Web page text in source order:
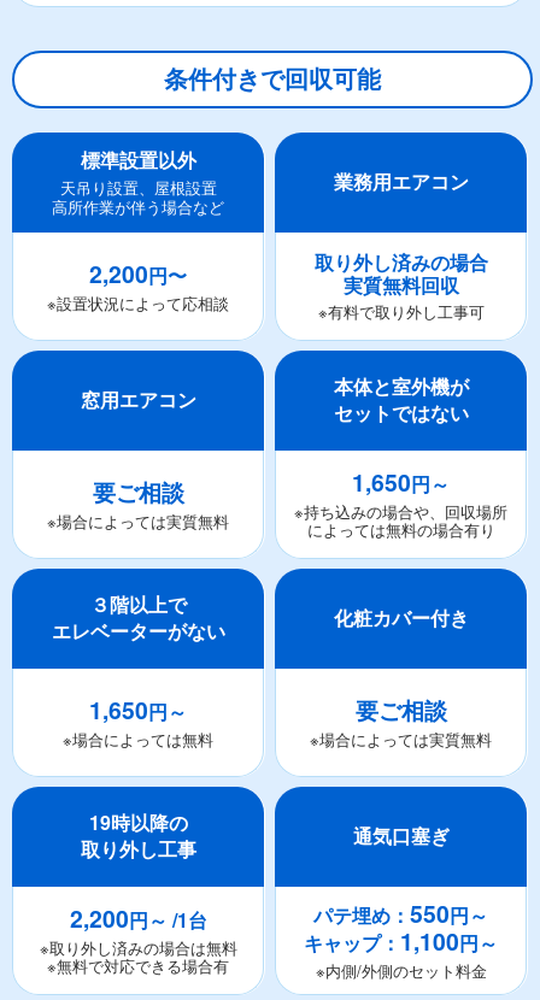
条件付きで回収可能
標準設置以外
天吊り設置、屋根設置
高所作業が伴う場合など
2,200円〜
※設置状況によって応相談
業務用エアコン
取り外し済みの場合
実質無料回収
※有料で取り外し工事可
窓用エアコン
要ご相談
※場合によっては実質無料
本体と室外機が
セットではない
1,650円～
※持ち込みの場合や、回収場所
によっては無料の場合有り
３階以上で
エレベーターがない
1,650円～
※場合によっては無料
化粧カバー付き
要ご相談
※場合によっては実質無料
19時以降の
取り外し工事
2,200円～ /1台
※取り外し済みの場合は無料
※無料で対応できる場合有
通気口塞ぎ
パテ埋め：550円～
キャップ： 1,100円～
※内側/外側のセット料金